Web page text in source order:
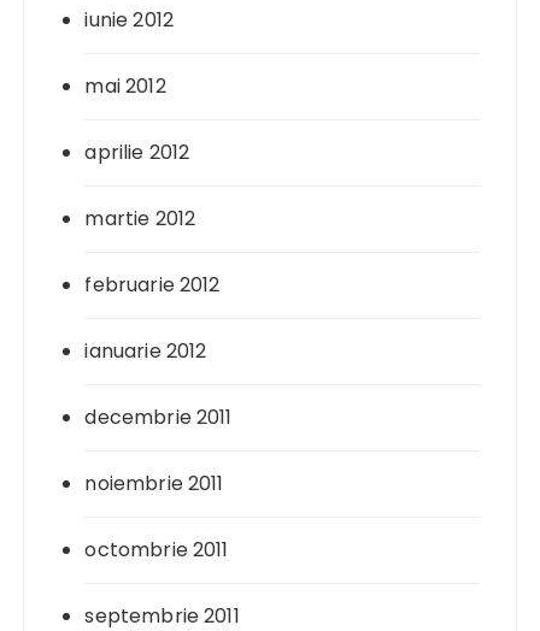
iunie 2012
mai 2012
aprilie 2012
martie 2012
februarie 2012
ianuarie 2012
decembrie 2011
noiembrie 2011
octombrie 2011
septembrie 2011